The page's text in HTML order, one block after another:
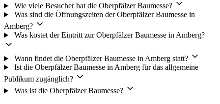
Wie viele Besucher hat die Oberpfälzer Baumesse?
Was sind die Öffnungszeiten der Oberpfälzer Baumesse in
Amberg?
Was kostet der Eintritt zur Oberpfälzer Baumesse in Amberg?
Wann findet die Oberpfälzer Baumesse in Amberg statt?
Ist die Oberpfälzer Baumesse in Amberg für das allgemeine
Publikum zugänglich?
Was ist die Oberpfälzer Baumesse?